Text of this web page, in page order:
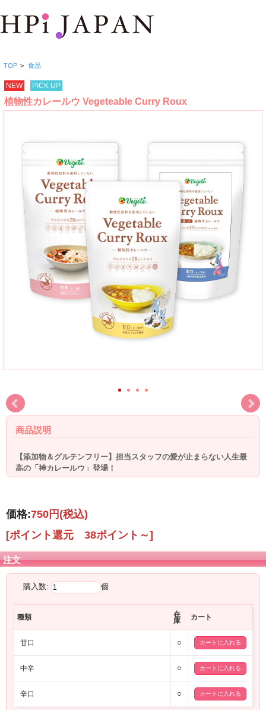
TOP > 食品
NEW PICK UP
植物性カレールウ Vegeteable Curry Roux
商品説明
【添加物＆グルテンフリー】担当スタッフの愛が止まらない人生最
高の「神カレールウ」登場！
価格:750円 (税込)
[ポイント還元 38ポイント～]
注文
購入数: 個
種類
在
庫
カート
甘口 ○
中辛 ○
辛口 ○